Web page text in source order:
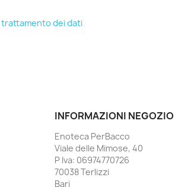
trattamento dei dati
INFORMAZIONI NEGOZIO
Enoteca PerBacco
Viale delle Mimose, 40
P Iva: 06974770726
70038 Terlizzi
Bari